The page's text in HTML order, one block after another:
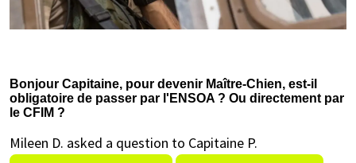
Bonjour Capitaine, pour devenir Maître-Chien, est-il
obligatoire de passer par l'ENSOA ? Ou directement par
le CFIM ?
Mileen D. asked a question to Capitaine P.